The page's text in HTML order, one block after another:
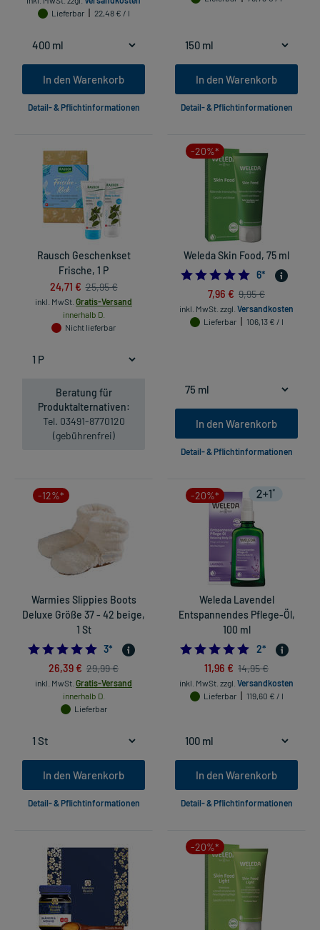
Lieferbar
22,48 € / l
In den Warenkorb
Detail- & Pflichtinformationen
In den Warenkorb
Detail- & Pflichtinformationen
Rausch Geschenkset
Frische, 1 P
24,71 € 25,95 €
inkl. MwSt. Gratis-Versand
innerhalb D.
Nicht lieferbar
Beratung für
Produktalternativen:
Tel. 03491-8770120
(gebührenfrei)
-20%*
Weleda Skin Food, 75 ml
5.0
6*
7,96 € 9,95 €
inkl. MwSt. zzgl. Versandkosten
Lieferbar
106,13 € / l
In den Warenkorb
Detail- & Pflichtinformationen
-12%*
Warmies Slippies Boots
Deluxe Größe 37 - 42 beige,
1 St
5.0
3*
26,39 € 29,99 €
inkl. MwSt. Gratis-Versand
innerhalb D.
Lieferbar
In den Warenkorb
Detail- & Pflichtinformationen
-20%*
Weleda Lavendel
Entspannendes Pflege-Öl,
100 ml
5.0
2*
11,96 € 14,95 €
inkl. MwSt. zzgl. Versandkosten
Lieferbar
119,60 € / l
In den Warenkorb
Detail- & Pflichtinformationen
-20%*